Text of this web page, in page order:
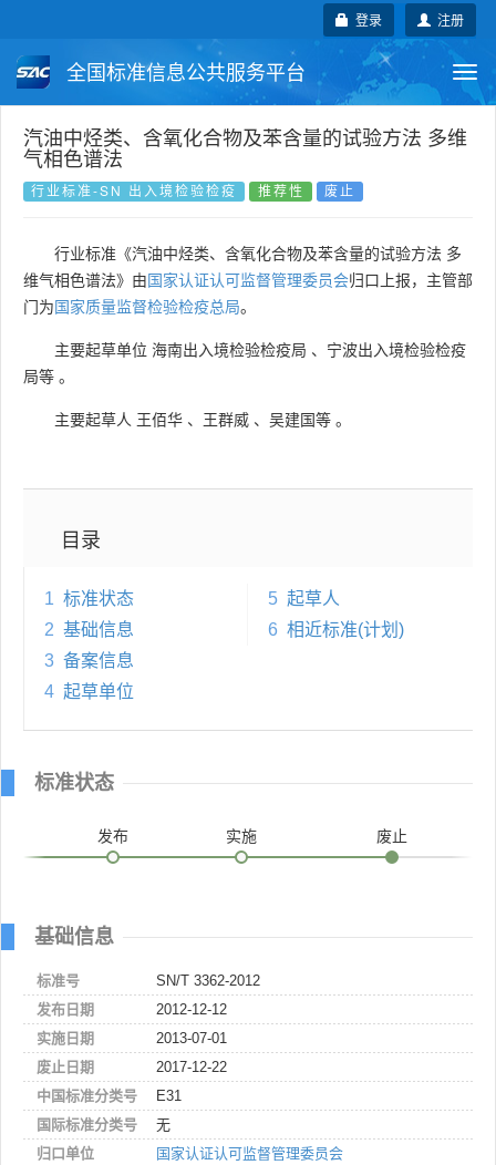
注册
登录
全国标准信息公共服务平台
国家标准 行业标准 地方标准
团体标准 企业标准
国外标准 技术委员会
汽油中烃类、含氧化合物及苯含量的试验方法 多维
气相色谱法
行业标准-SN 出入境检验检疫 推荐性 废止
行业标准《汽油中烃类、含氧化合物及苯含量的试验方法 多
维气相色谱法》由国家认证认可监督管理委员会归口上报，主管部
门为国家质量监督检验检疫总局。
主要起草单位 海南出入境检验检疫局 、 宁波出入境检验检疫
局等 。
主要起草人 王佰华 、 王群威 、 吴建国等 。
目录
1 标准状态
2 基础信息
3 备案信息
4 起草单位
5 起草人
6 相近标准(计划)
标准状态
发布 实施 废止
基础信息
标准号
SN/T 3362-2012
发布日期
2012-12-12
实施日期
2013-07-01
废止日期
2017-12-22
中国标准分类号
E31
国际标准分类号
无
归口单位
国家认证认可监督管理委员会